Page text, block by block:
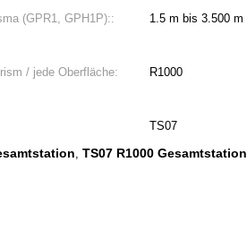
(GPR1, GPH1P):: 1.5 m bis 3.500 m
/ jede Oberfläche: R1000
TS07
, TS07 R1000 Gesamtstation